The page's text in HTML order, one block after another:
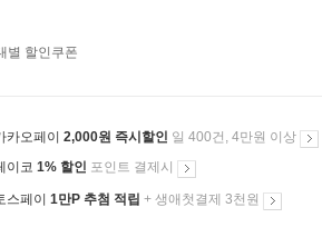
별 할인쿠폰
카오페이 2,000원 즉시할인 일 400건, 4만원 이상
이코 1% 할인 포인트 결제시
스페이 1만P 추첨 적립 + 생애첫결제 3천원